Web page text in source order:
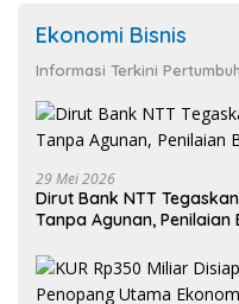
Ekonomi Bisnis
Informasi Terkini
29 Mei 2026
Dirut Bank NTT
Tanpa Agunan,